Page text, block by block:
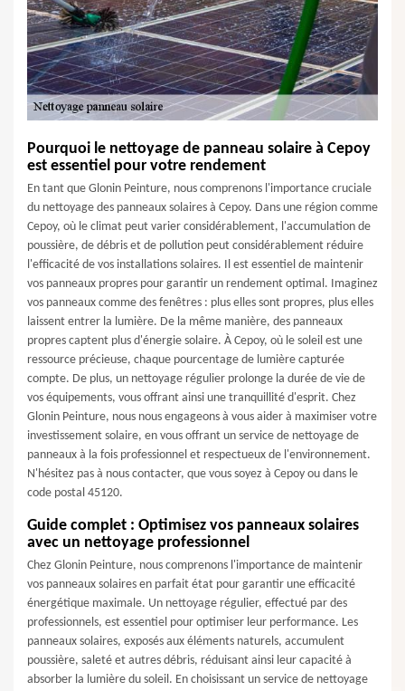
Pourquoi le nettoyage de panneau solaire à Cepoy
est essentiel pour votre rendement
En tant que Glonin Peinture, nous comprenons l'importance cruciale
du nettoyage des panneaux solaires à Cepoy. Dans une région comme
Cepoy, où le climat peut varier considérablement, l'accumulation de
poussière, de débris et de pollution peut considérablement réduire
l'efficacité de vos installations solaires. Il est essentiel de maintenir
vos panneaux propres pour garantir un rendement optimal. Imaginez
vos panneaux comme des fenêtres : plus elles sont propres, plus elles
laissent entrer la lumière. De la même manière, des panneaux
propres captent plus d'énergie solaire. À Cepoy, où le soleil est une
ressource précieuse, chaque pourcentage de lumière capturée
compte. De plus, un nettoyage régulier prolonge la durée de vie de
vos équipements, vous offrant ainsi une tranquillité d'esprit. Chez
Glonin Peinture, nous nous engageons à vous aider à maximiser votre
investissement solaire, en vous offrant un service de nettoyage de
panneaux à la fois professionnel et respectueux de l'environnement.
N'hésitez pas à nous contacter, que vous soyez à Cepoy ou dans le
code postal 45120.
Guide complet : Optimisez vos panneaux solaires
avec un nettoyage professionnel
Chez Glonin Peinture, nous comprenons l'importance de maintenir
vos panneaux solaires en parfait état pour garantir une efficacité
énergétique maximale. Un nettoyage régulier, effectué par des
professionnels, est essentiel pour optimiser leur performance. Les
panneaux solaires, exposés aux éléments naturels, accumulent
poussière, saleté et autres débris, réduisant ainsi leur capacité à
absorber la lumière du soleil. En choisissant un service de nettoyage